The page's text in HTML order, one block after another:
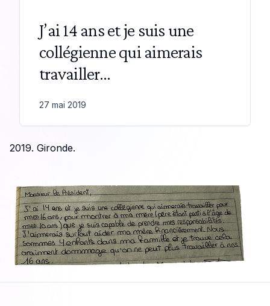
J’ai 14 ans et je suis une
collégienne qui aimerais
travailler…
27 mai 2019
2019. Gironde.